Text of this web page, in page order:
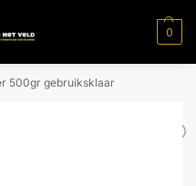
0
500gr gebruiksklaar